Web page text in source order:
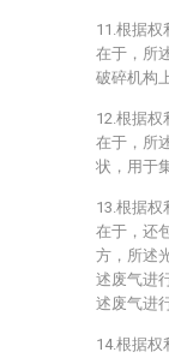
11.根据权
在于，所
破碎机构
12.根据权
在于，所
状，用于
13.根据权
在于，还
方，所述
述废气进
述废气进
14.根据权